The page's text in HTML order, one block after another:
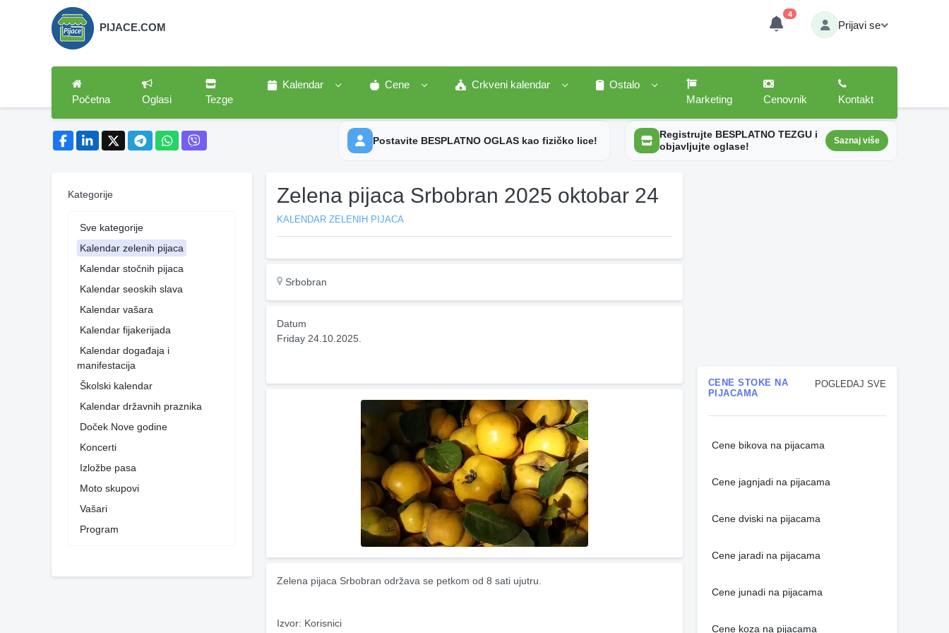
PIJACE.COM
4
Prijavi se
Početna Oglasi Tezge
Kalendar Cene Crkveni kalendar
Ostalo
Marketing
Cenovnik Kontakt
Postavite BESPLATNO OGLAS kao fizičko lice!
Registrujte BESPLATNO TEZGU i
objavljujte oglase!
Saznaj više
Kategorije
Sve kategorije
Kalendar zelenih pijaca
Kalendar stočnih pijaca
Kalendar seoskih slava
Kalendar vašara
Kalendar fijakerijada
Kalendar događaja i
manifestacija
Školski kalendar
Kalendar državnih praznika
Doček Nove godine
Koncerti
Izložbe pasa
Moto skupovi
Vašari
Program
Zelena pijaca Srbobran 2025 oktobar 24
KALENDAR ZELENIH PIJACA
Srbobran
Datum
Friday 24.10.2025.
Zelena pijaca Srbobran održava se petkom od 8 sati ujutru.
Izvor: Korisnici
POGLEDAJ SVE
CENE STOKE NA
PIJACAMA
Cene bikova na pijacama
Cene jagnjadi na pijacama
Cene dviski na pijacama
Cene jaradi na pijacama
Cene junadi na pijacama
Cene koza na pijacama